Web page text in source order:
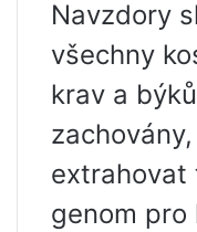
Navzdory
všechny
krav a
extrahovat
genom pro